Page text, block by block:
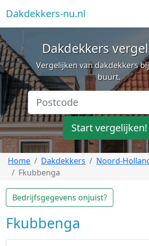
Dakdekkers-nu.nl
Dakdekkers
Vergelijken van dakdekkers
buurt.
Start vergelijken!
Home Dakdekkers Noord-
Fkubbenga
Bedrijfsgegevens onjuist?
Fkubbenga